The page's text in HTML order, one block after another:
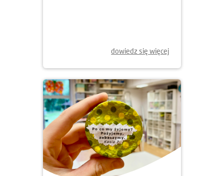
dowiedz się więcej